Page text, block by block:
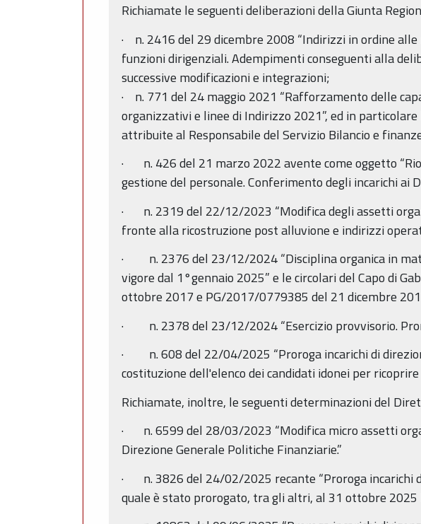
Richiamate le seguenti deliberazioni della Giunta
· n. 2416 del 29 dicembre 2008 “Indirizzi in ordine
funzioni dirigenziali. Adempimenti conseguenti alla
successive modificazioni e integrazioni;
· n. 771 del 24 maggio 2021 “Rafforzamento delle
organizzativi e linee di Indirizzo 2021”, ed in
attribuite al Responsabile del Servizio Bilancio e
· n. 426 del 21 marzo 2022 avente come oggetto
gestione del personale. Conferimento degli incarichi ai
· n. 2319 del 22/12/2023 “Modifica degli assetti
fronte alla ricostruzione post alluvione e indirizzi
· n. 2376 del 23/12/2024 “Disciplina organica in
vigore dal 1°gennaio 2025” e le circolari del Capo di
ottobre 2017 e PG/2017/0779385 del 21 dicembre
· n. 2378 del 23/12/2024 “Esercizio provvisorio.
· n. 608 del 22/04/2025 “Proroga incarichi di
costituzione dell'elenco dei candidati idonei per
Richiamate, inoltre, le seguenti determinazioni del
· n. 6599 del 28/03/2023 “Modifica micro assetti
Direzione Generale Politiche Finanziarie.”
· n. 3826 del 24/02/2025 recante “Proroga incarichi
quale è stato prorogato, tra gli altri, al 31 ottobre 2025